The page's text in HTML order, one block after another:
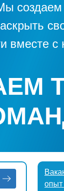
создаем
вместе с
опыт